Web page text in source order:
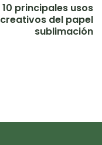
10 principales usos
creativos del papel
sublimación